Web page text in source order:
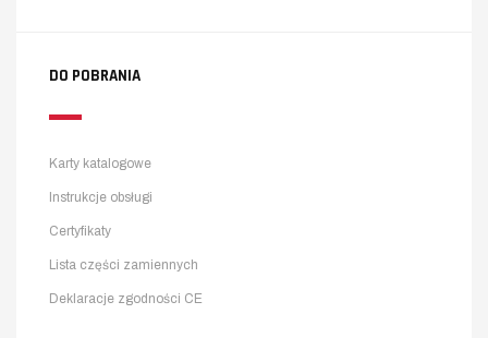
DO POBRANIA
Karty katalogowe
Instrukcje obsługi
Certyfikaty
Lista części zamiennych
Deklaracje zgodności CE